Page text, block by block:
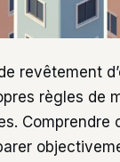
revêtement
règles de
Comprendre